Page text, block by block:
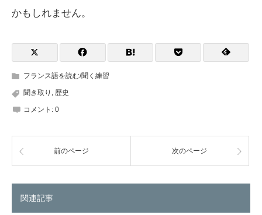
かもしれません。
フランス語を読む/聞く練習
聞き取り , 歴史
コメント: 0
前のページ 次のページ
関連記事